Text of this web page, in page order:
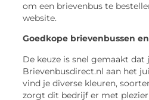
om een brievenbus te
website.
Goedkope brievenbussen
De keuze is snel gemaakt dat
Brievenbusdirect.nl aan het
vind je diverse kleuren,
zorgt dit bedrijf er met